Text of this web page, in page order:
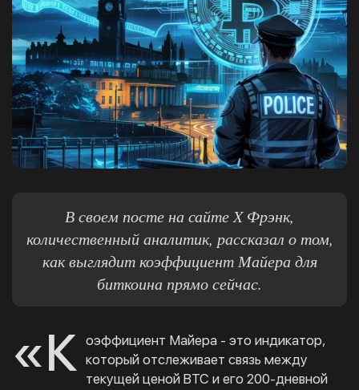
В своем посте на сайте X Фрэнк,
количественный аналитик, рассказал о том,
как выглядит коэффициент Майера для
биткоина прямо сейчас.
«К оэффициент Майера - это индикатор,
который отслеживает связь между
текущей ценой BTC и его 200-дневной